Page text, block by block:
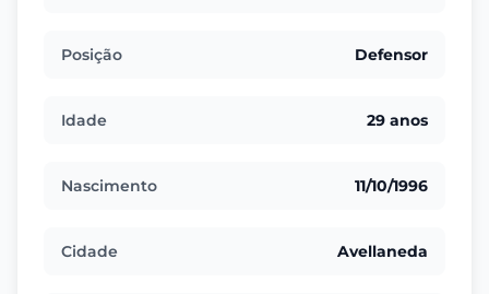
Posição Defensor
Idade 29 anos
Nascimento 11/10/1996
Cidade Avellaneda